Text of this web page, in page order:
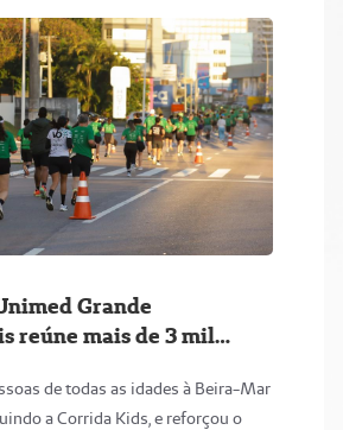
Grande
reúne mais de 3 mil
Catarina
de todas as idades à Beira-Mar
a Corrida Kids, e reforçou o